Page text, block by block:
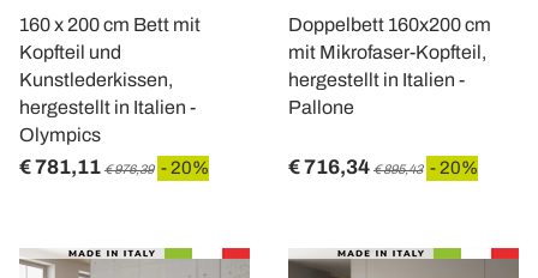
160 x 200 cm Bett mit
Kopfteil und
Kunstlederkissen,
hergestellt in Italien -
Olympics
€ 781,11 € 976,39 - 20%
Doppelbett 160x200 cm
mit Mikrofaser-Kopfteil,
hergestellt in Italien -
Pallone
€ 716,34 € 895,43 - 20%